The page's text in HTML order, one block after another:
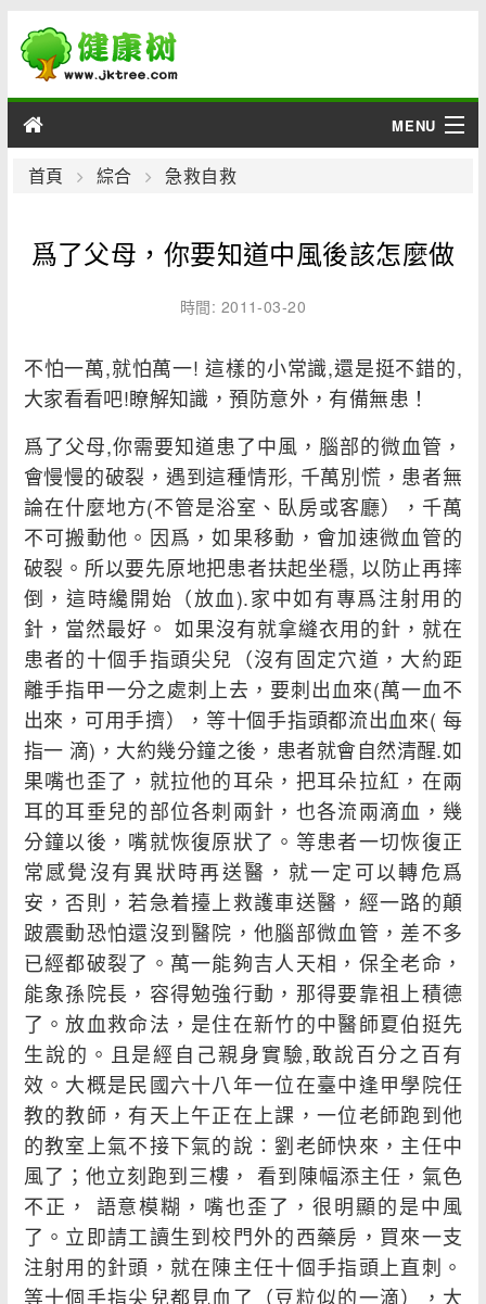
MENU
男性
綜合
疾病
首頁 綜合 急救自救
爲了父母，你要知道中風後該怎麼做
時間: 2011-03-20
不怕一萬,就怕萬一! 這樣的小常識,還是挺不錯的,
大家看看吧!瞭解知識，預防意外，有備無患！
爲了父母,你需要知道患了中風，腦部的微血管，
會慢慢的破裂，遇到這種情形, 千萬別慌，患者無
論在什麼地方(不管是浴室、臥房或客廳），千萬
不可搬動他。因爲，如果移動，會加速微血管的
破裂。所以要先原地把患者扶起坐穩, 以防止再摔
倒，這時纔開始（放血).家中如有專爲注射用的
針，當然最好。 如果沒有就拿縫衣用的針，就在
患者的十個手指頭尖兒（沒有固定穴道，大約距
離手指甲一分之處刺上去，要刺出血來(萬一血不
出來，可用手擠），等十個手指頭都流出血來( 每
指一 滴)，大約幾分鐘之後，患者就會自然清醒.如
果嘴也歪了，就拉他的耳朵，把耳朵拉紅，在兩
耳的耳垂兒的部位各刺兩針，也各流兩滴血，幾
分鐘以後，嘴就恢復原狀了。等患者一切恢復正
常感覺沒有異狀時再送醫，就一定可以轉危爲
安，否則，若急着擡上救護車送醫，經一路的顛
跛震動恐怕還沒到醫院，他腦部微血管，差不多
已經都破裂了。萬一能夠吉人天相，保全老命，
能象孫院長，容得勉強行動，那得要靠祖上積德
了。放血救命法，是住在新竹的中醫師夏伯挺先
生說的。且是經自己親身實驗,敢說百分之百有
效。大概是民國六十八年一位在臺中逢甲學院任
教的教師，有天上午正在上課，一位老師跑到他
的教室上氣不接下氣的說∶劉老師快來，主任中
風了；他立刻跑到三樓， 看到陳幅添主任，氣色
不正， 語意模糊，嘴也歪了，很明顯的是中風
了。立即請工讀生到校門外的西藥房，買來一支
注射用的針頭，就在陳主任十個手指頭上直刺。
等十個手指尖兒都見血了（豆粒似的一滴），大